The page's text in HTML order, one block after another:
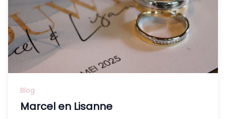
Blog
Marcel en Lisanne